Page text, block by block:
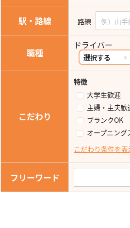
駅・路線 路線
職種
ドライバー
選択する
こだわり
特徴
大学生歓迎
主婦・主夫歓
ブランクOK
オープニング
こだわり条件を表
フリーワード